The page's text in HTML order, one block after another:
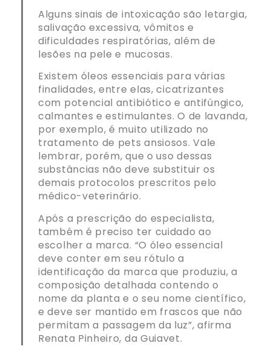
Alguns sinais de intoxicação são letargia,
salivação excessiva, vômitos e
dificuldades respiratórias, além de
lesões na pele e mucosas.
Existem óleos essenciais para várias
finalidades, entre elas, cicatrizantes
com potencial antibiótico e antifúngico,
calmantes e estimulantes. O de lavanda,
por exemplo, é muito utilizado no
tratamento de pets ansiosos. Vale
lembrar, porém, que o uso dessas
substâncias não deve substituir os
demais protocolos prescritos pelo
médico-veterinário.
Após a prescrição do especialista,
também é preciso ter cuidado ao
escolher a marca. “O óleo essencial
deve conter em seu rótulo a
identificação da marca que produziu, a
composição detalhada contendo o
nome da planta e o seu nome científico,
e deve ser mantido em frascos que não
permitam a passagem da luz”, afirma
Renata Pinheiro, da Guiavet.